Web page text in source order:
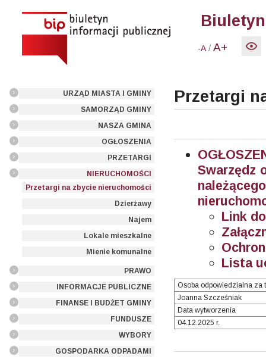
-A /A+
URZĄD MIASTA I GMINY
SAMORZĄD GMINY
NASZA GMINA
OGŁOSZENIA
PRZETARGI
NIERUCHOMOŚCI
Przetargi na zbycie nieruchomości
Dzierżawy
Najem
Lokale mieszkalne
Mienie komunalne
PRAWO
INFORMACJE PUBLICZNE
FINANSE I BUDŻET GMINY
FUNDUSZE
WYBORY
GOSPODARKA ODPADAMI
Przetargi
Swarzędz
Link
Lista
Osoba odpowiedzialna za
Joanna Szcześniak
Data wytworzenia
04.12.2025 r.